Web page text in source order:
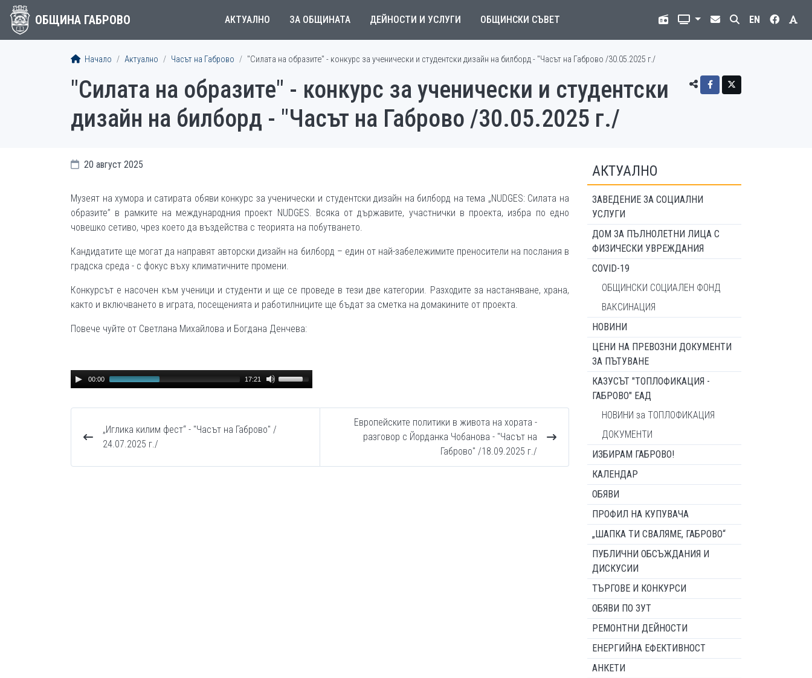
ОБЩИНА ГАБРОВО АКТУАЛНО ЗА ОБЩИНАТА ДЕЙНОСТИ И УСЛУГИ ОБЩИНСКИ СЪВЕТ EN
Начало Актуално Часът на Габрово "Силата на образите" - конкурс за ученически и студентски дизайн на билборд - "Часът на Габрово /30.05.2025 г./
"Силата на образите" - конкурс за ученически и студентски
дизайн на билборд - "Часът на Габрово /30.05.2025 г./
20 август 2025
Музеят на хумора и сатирата обяви конкурс за ученически и студентски дизайн на билборд на тема „NUDGES: Силата на
образите” в рамките на международния проект NUDGES. Всяка от държавите, участнички в проекта, избра по едно
човешко сетиво, чрез което да въздейства с теорията на побутването.
Кандидатите ще могат да направят авторски дизайн на билборд – един от най-забележимите преносители на послания в
градска среда - с фокус въху климатичните промени.
Конкурсът е насочен към ученици и студенти и ще се проведе в тези две категории. Разходите за настаняване, храна,
както и включването в играта, посещенията и работилниците ще бъдат за сметка на домакините от проекта.
Повече чуйте от Светлана Михайлова и Богдана Денчева:
Audio
Player
00:00 17:21
Use
Up/Down
Arrow
or
„Иглика килим фест“ - "Часът на Габрово" /
24.07.2025 г./
Европейските политики в живота на хората -
разговор с Йорданка Чобанова - "Часът на
Габрово" /18.09.2025 г./
АКТУАЛНО
ЗАВЕДЕНИЕ ЗА СОЦИАЛНИ
УСЛУГИ
ДОМ ЗА ПЪЛНОЛЕТНИ ЛИЦА С
ФИЗИЧЕСКИ УВРЕЖДАНИЯ
COVID-19
ОБЩИНСКИ СОЦИАЛЕН ФОНД
ВАКСИНАЦИЯ
НОВИНИ
ЦЕНИ НА ПРЕВОЗНИ ДОКУМЕНТИ
ЗА ПЪТУВАНЕ
КАЗУСЪТ "ТОПЛОФИКАЦИЯ -
ГАБРОВО" ЕАД
НОВИНИ за ТОПЛОФИКАЦИЯ
ДОКУМЕНТИ
ИЗБИРАМ ГАБРОВО!
КАЛЕНДАР
ОБЯВИ
ПРОФИЛ НА КУПУВАЧА
„ШАПКА ТИ СВАЛЯМЕ, ГАБРОВО“
ПУБЛИЧНИ ОБСЪЖДАНИЯ И
ДИСКУСИИ
ТЪРГОВЕ И КОНКУРСИ
ОБЯВИ ПО ЗУТ
РЕМОНТНИ ДЕЙНОСТИ
ЕНЕРГИЙНА ЕФЕКТИВНОСТ
АНКЕТИ